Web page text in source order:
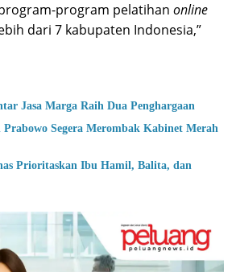
program pelatihan online
dari 7 kabupaten Indonesia,”
Jasa Marga Raih Dua Penghargaan
Prabowo Segera Merombak Kabinet Merah
Prioritaskan Ibu Hamil, Balita, dan